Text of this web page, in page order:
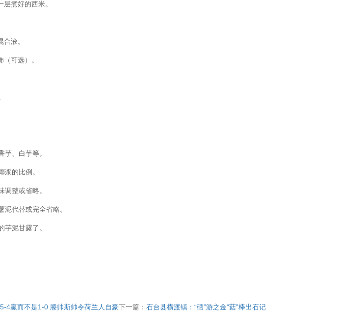
煮好的西米。
液。
可选）。
、白芋等。
的比例。
整或省略。
代替或完全省略。
泥甘露了。
4赢而不是1-0 滕帅斯帅令荷兰人自豪下一篇： 石台县横渡镇：“硒”游之金“菇”棒出石记